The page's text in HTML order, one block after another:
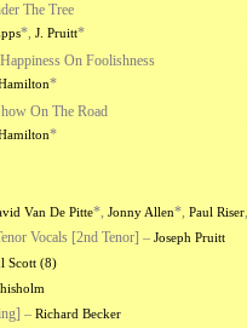
The Tree
*, J. Pruitt*
On Foolishness
*
On The Road
*
Van De Pitte*, Jonny Allen*, Paul Riser,
Vocals [2nd Tenor] – Joseph Pruitt
Scott (8)
– Richard Becker